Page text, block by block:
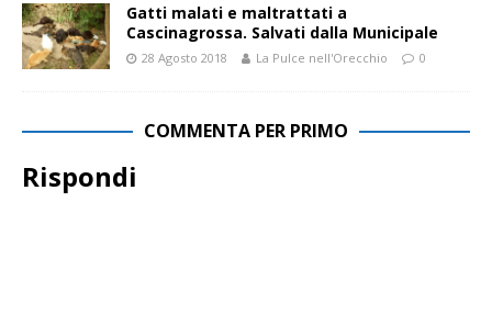
Gatti malati e maltrattati a
Cascinagrossa. Salvati dalla Municipale
28 Agosto 2018 La Pulce nell'Orecchio 0
COMMENTA PER PRIMO
Rispondi